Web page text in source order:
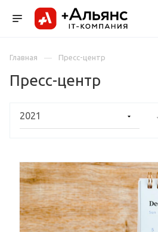
Главная Пресс-центр
Пресс-центр